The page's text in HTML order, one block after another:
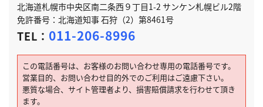
北海道札幌市中央区南二条西９丁目1-2 サンケン札幌ビル2階
免許番号：北海道知事 石狩（2）第8461号
TEL： 011-206-8996
この電話番号は、お客様のお問い合わせ専用の電話番号です。
営業目的、お問い合わせ目的外でのご利用はご遠慮下さい。
悪質な場合、サイト管理者より、損害賠償請求を行わせて頂き
ます。